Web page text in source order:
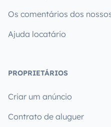
Os comentários dos
Ajuda locatário
PROPRIETÁRIOS
Criar um anúncio
Contrato de aluguer